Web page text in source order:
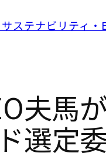
夫馬
選定